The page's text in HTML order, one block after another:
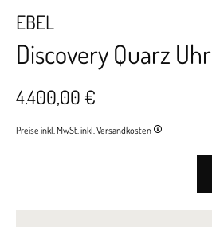
EBEL
Discovery Quarz Uhr
4.400,00 €
Preise inkl. MwSt. inkl. Versandkosten